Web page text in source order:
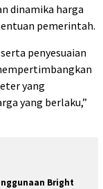
dinamika harga
pemerintah.
penyesuaian
yang
yang berlaku,”
Bright